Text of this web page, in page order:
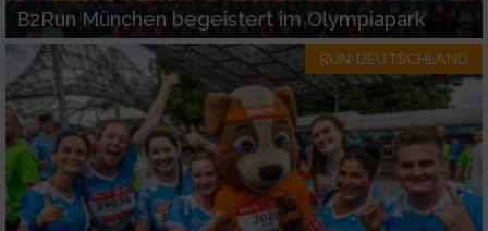
B2Run München begeistert im Olympiapark
RUN-DEUTSCHLAND